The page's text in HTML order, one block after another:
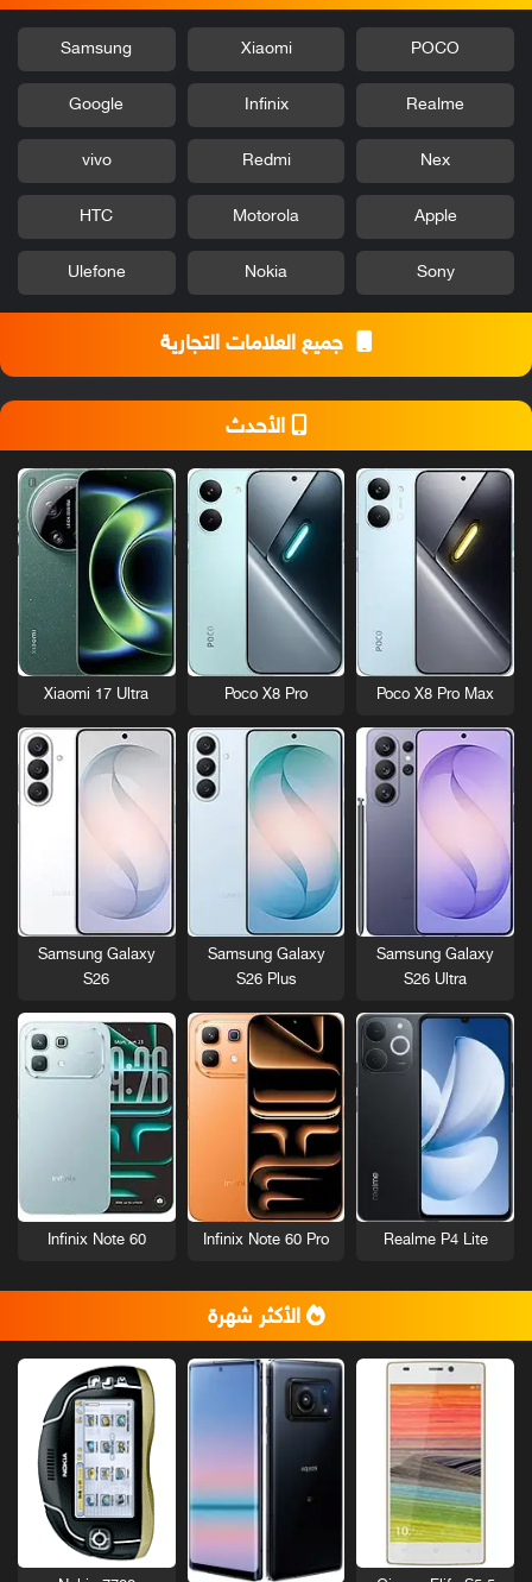
POCO
Xiaomi
Samsung
Realme
Infinix
Google
Nex
Redmi
vivo
Apple
Motorola
HTC
Sony
Nokia
Ulefone
جميع العلامات التجارية
الأحدث
Poco X8 Pro Max
Poco X8 Pro
Xiaomi 17 Ultra
Samsung Galaxy
S26 Ultra
Samsung Galaxy
S26 Plus
Samsung Galaxy
S26
Realme P4 Lite
Infinix Note 60 Pro
Infinix Note 60
الأكثر شهرة